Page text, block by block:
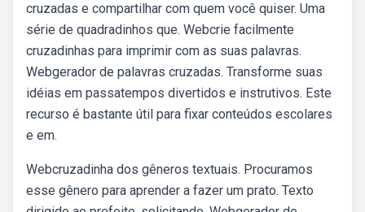
cruzadas e compartilhar com quem você quiser. Uma
série de quadradinhos que. Webcrie facilmente
cruzadinhas para imprimir com as suas palavras.
Webgerador de palavras cruzadas. Transforme suas
idéias em passatempos divertidos e instrutivos. Este
recurso é bastante útil para fixar conteúdos escolares
e em.
Webcruzadinha dos gêneros textuais. Procuramos
esse gênero para aprender a fazer um prato. Texto